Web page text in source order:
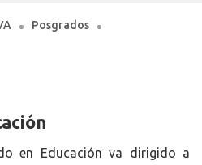
Posgrados
en Educación va dirigido a